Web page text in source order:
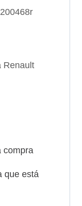
Renault
compra
que está